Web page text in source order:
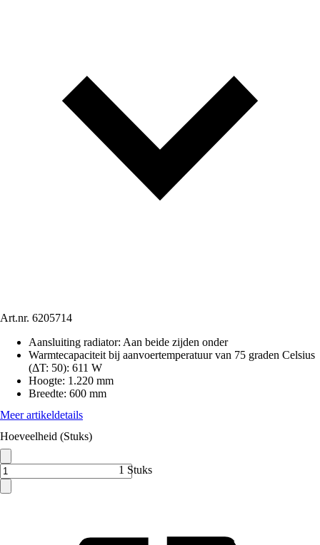
Art.nr. 6205714
Aansluiting radiator: Aan beide zijden onder
Warmtecapaciteit bij aanvoertemperatuur van 75 graden Celsius
(ΔT: 50): 611 W
Hoogte: 1.220 mm
Breedte: 600 mm
Meer artikeldetails
Hoeveelheid (Stuks)
1 Stuks